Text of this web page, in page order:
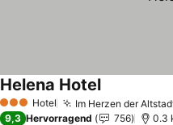
3 SterneHotel Im Herzen der
Helena HotelPreise sehen
9,3 Hervorragend 756 0.3